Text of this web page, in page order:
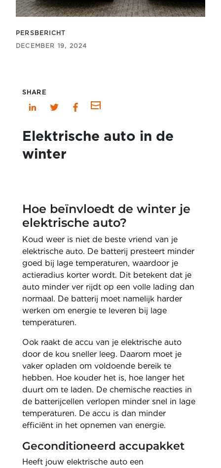
PERSBERICHT
DECEMBER 19, 2024
SHARE
Elektrische auto in de
winter
Hoe beïnvloedt de winter je
elektrische auto?
Koud weer is niet de beste vriend van je
elektrische auto. De batterij presteert minder
goed bij lage temperaturen, waardoor je
actieradius korter wordt. Dit betekent dat je
auto minder ver rijdt op een volle lading dan
normaal. De batterij moet namelijk harder
werken om energie te leveren bij lage
temperaturen.
Ook raakt de accu van je elektrische auto
door de kou sneller leeg. Daarom moet je
vaker opladen om voldoende bereik te
hebben. Hoe kouder het is, hoe langer het
duurt om te laden. De chemische reacties in
de batterijcellen verlopen minder snel in lage
temperaturen. De accu is dan minder
efficiënt in het opnemen van energie.
Geconditioneerd accupakket
Heeft jouw elektrische auto een